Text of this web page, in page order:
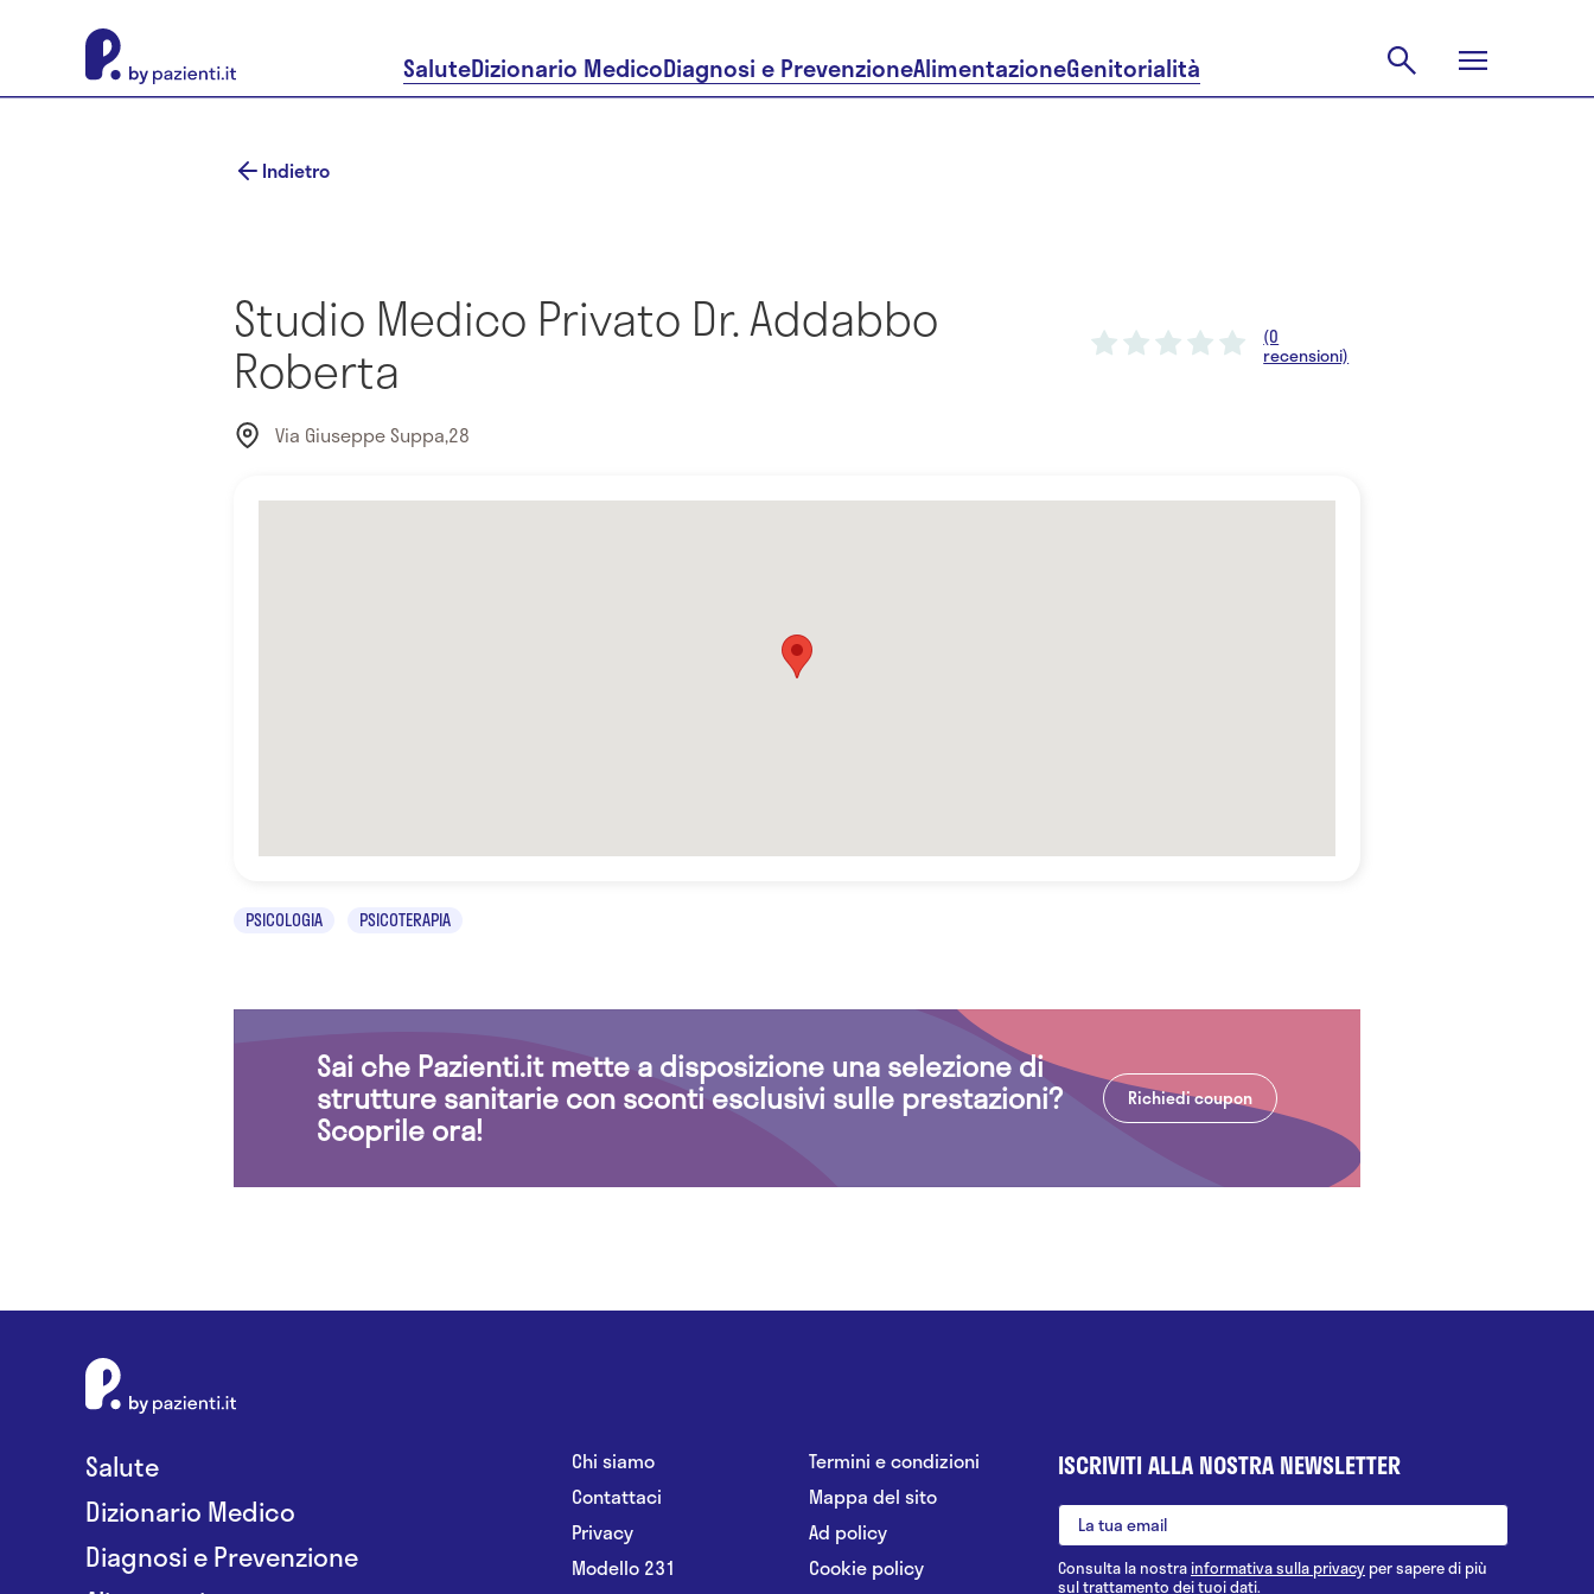
SaluteDizionario MedicoDiagnosi e PrevenzioneAlimentazioneGenitorialità
Indietro
Studio Medico Privato Dr. Addabbo
Roberta (0
recensioni)
Via Giuseppe Suppa,28
PSICOLOGIA PSICOTERAPIA
Sai che Pazienti.it mette a disposizione una selezione di
strutture sanitarie con sconti esclusivi sulle prestazioni?
Scoprile ora!
Richiedi coupon
Salute
Dizionario Medico
Diagnosi e Prevenzione
Chi siamo
Contattaci
Privacy
Modello 231
Termini e condizioni
Mappa del sito
Ad policy
Cookie policy
ISCRIVITI ALLA NOSTRA NEWSLETTER
Consulta la nostrainformativa sulla privacy per sapere di più
sul trattamento dei tuoi dati.